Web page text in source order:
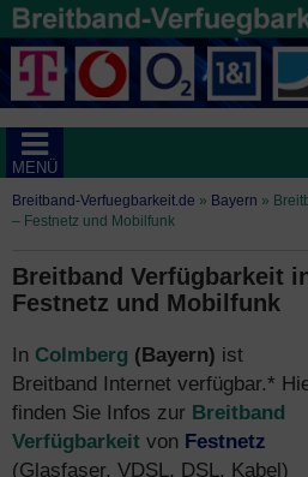
MENÜ
Breitband-Verfuegbarkeit.de » Bayern »
– Festnetz und Mobilfunk
Breitband Verfügbarkeit
Festnetz und Mobilfunk
In Colmberg (Bayern) ist
Breitband Internet verfügbar.*
finden Sie Infos zur Breitband
Verfügbarkeit von Festnetz
(Glasfaser, VDSL, DSL, Kabel)